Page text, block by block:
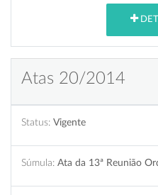
Atas 20/2014
Status: Vigente
Súmula: Ata da 13ª Reunião